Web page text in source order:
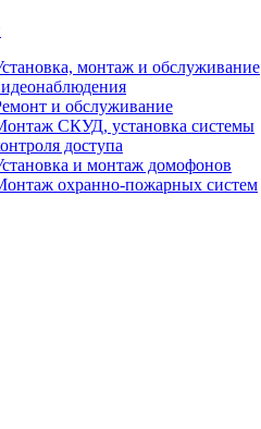
монтаж и обслуживание
и обслуживание
СКУД, установка системы
доступа
и монтаж домофонов
охранно-пожарных систем